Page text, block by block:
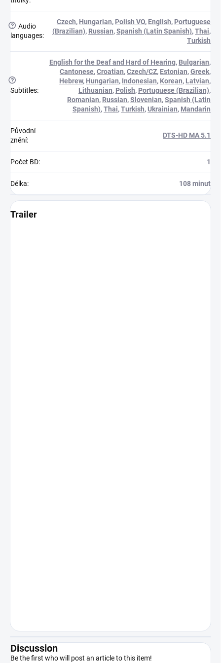
? Audio
languages:
Czech, Hungarian, Polish VO, English, Portuguese
(Brazilian), Russian,Spanish (Latin Spanish),Thai,
Turkish
?
Subtitles:
English for the Deaf and Hard of Hearing, Bulgarian,
Cantonese,Croatian,Czech/CZ, Estonian,Greek,
Hebrew, Hungarian, Indonesian, Korean, Latvian,
Lithuanian, Polish, Portuguese (Brazilian),
Romanian, Russian,Slovenian,Spanish (Latin
Spanish),Thai,Turkish,Ukrainian, Mandarin
Původní
znění:
DTS-HD MA 5.1
Počet BD: 1
Délka: 108 minut
Trailer
Discussion
Be the first who will post an article to this item!